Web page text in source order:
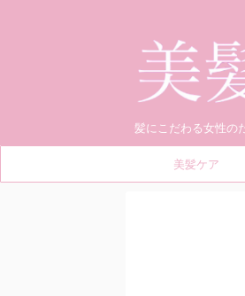
髪にこだわる女性の
美髪ケア